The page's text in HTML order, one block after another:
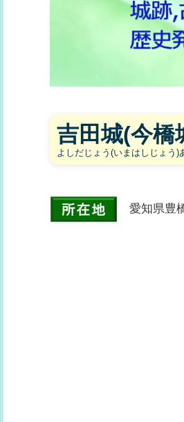
吉田城(今橋
よしだじょう(いまはしじょう
愛知県豊